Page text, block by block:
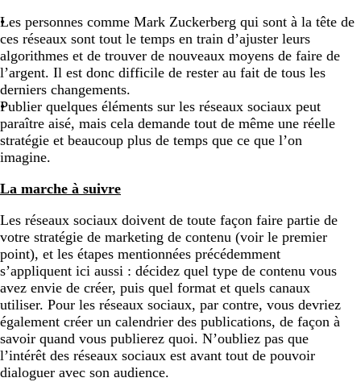
Les personnes comme Mark Zuckerberg qui sont à la tête de
ces réseaux sont tout le temps en train d’ajuster leurs
algorithmes et de trouver de nouveaux moyens de faire de
l’argent. Il est donc difficile de rester au fait de tous les
derniers changements.
Publier quelques éléments sur les réseaux sociaux peut
paraître aisé, mais cela demande tout de même une réelle
stratégie et beaucoup plus de temps que ce que l’on
imagine.
La marche à suivre
Les réseaux sociaux doivent de toute façon faire partie de
votre stratégie de marketing de contenu (voir le premier
point), et les étapes mentionnées précédemment
s’appliquent ici aussi : décidez quel type de contenu vous
avez envie de créer, puis quel format et quels canaux
utiliser. Pour les réseaux sociaux, par contre, vous devriez
également créer un calendrier des publications, de façon à
savoir quand vous publierez quoi. N’oubliez pas que
l’intérêt des réseaux sociaux est avant tout de pouvoir
dialoguer avec son audience.